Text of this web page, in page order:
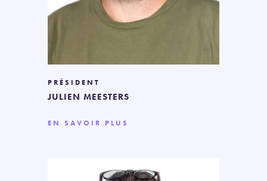
PRÉSIDENT
JULIEN MEESTERS
EN SAVOIR PLUS